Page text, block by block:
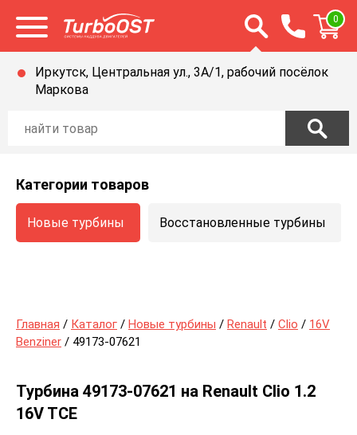
Открыть меню Открыть строку
0
Иркутск, Центральная ул., 3А/1, рабочий посёлок
Маркова
Категории товаров
Новые турбины Восстановленные турбины
Главная / Каталог / Новые турбины / Renault / Clio / 16V
Benziner / 49173-07621
Турбина 49173-07621 на Renault Clio 1.2
16V TCE